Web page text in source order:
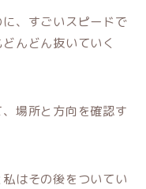
、すごいスピードで
んどん抜いていく
場所と方向を確認す
はその後をついてい